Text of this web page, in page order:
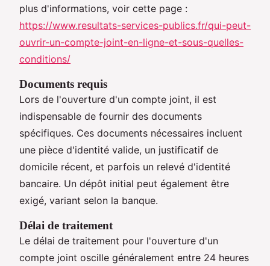
plus d'informations, voir cette page :
https://www.resultats-services-publics.fr/qui-peut-
ouvrir-un-compte-joint-en-ligne-et-sous-quelles-
conditions/
Documents requis
Lors de l'ouverture d'un compte joint, il est
indispensable de fournir des documents
spécifiques. Ces documents nécessaires incluent
une pièce d'identité valide, un justificatif de
domicile récent, et parfois un relevé d'identité
bancaire. Un dépôt initial peut également être
exigé, variant selon la banque.
Délai de traitement
Le délai de traitement pour l'ouverture d'un
compte joint oscille généralement entre 24 heures